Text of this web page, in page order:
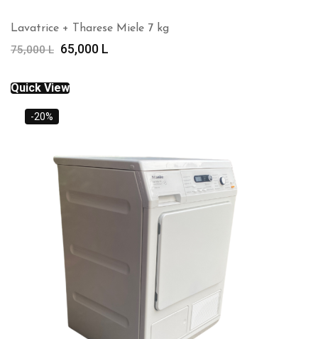
Lavatrice + Tharese Miele 7 kg
75,000L Çmimi
qe:
75,000 L.
65,000 L
Quick View
-20%